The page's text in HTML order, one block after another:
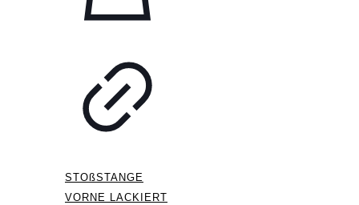
STOßSTANGE
VORNE LACKIERT